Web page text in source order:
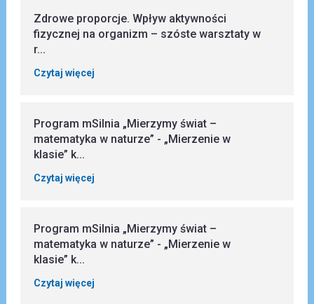
Zdrowe proporcje. Wpływ aktywności
fizycznej na organizm – szóste warsztaty w
r...
Czytaj więcej
Program mSilnia „Mierzymy świat –
matematyka w naturze” - „Mierzenie w
klasie” k...
Czytaj więcej
Program mSilnia „Mierzymy świat –
matematyka w naturze” - „Mierzenie w
klasie” k...
Czytaj więcej